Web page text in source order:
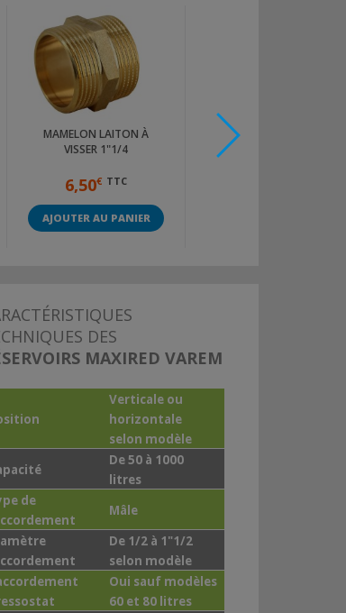
MAMELON LAITON À
VISSER 1"1/4
6,50€ TTC
AJOUTER AU PANIER
FLEXIBLE INOX 1" 1/4 -
LONGUEUR 700MM
DES
MAXIRED VAREM
Verticale ou
horizontale
selon modèle
De 50 à 1000
litres
de
Mâle
De 1/2 à 1"1/2
selon modèle
Oui sauf modèles
60 et 80 litres